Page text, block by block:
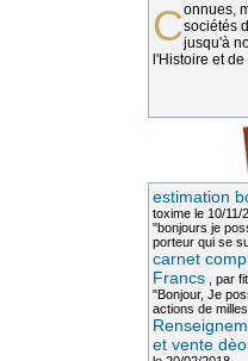
Connues, méconnues, ou inconnues, lessociétés
jusqu'à
l'Histoire et
estimation
toximele 10/11/
"bonjours je
porteur qui se
carnet
Francs, par
"Bonjour, Je
actions de
et vente